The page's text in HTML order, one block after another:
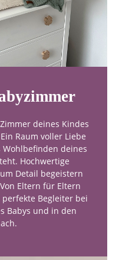
deines Kindes
Raum voller Liebe
deines
Hochwertige
Detail begeistern
Eltern für Eltern
Begleiter bei
Babys und in den